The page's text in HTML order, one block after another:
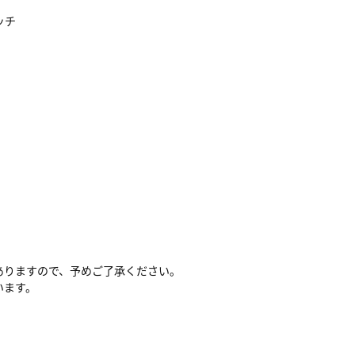
ますので、予めご了承ください。
す。